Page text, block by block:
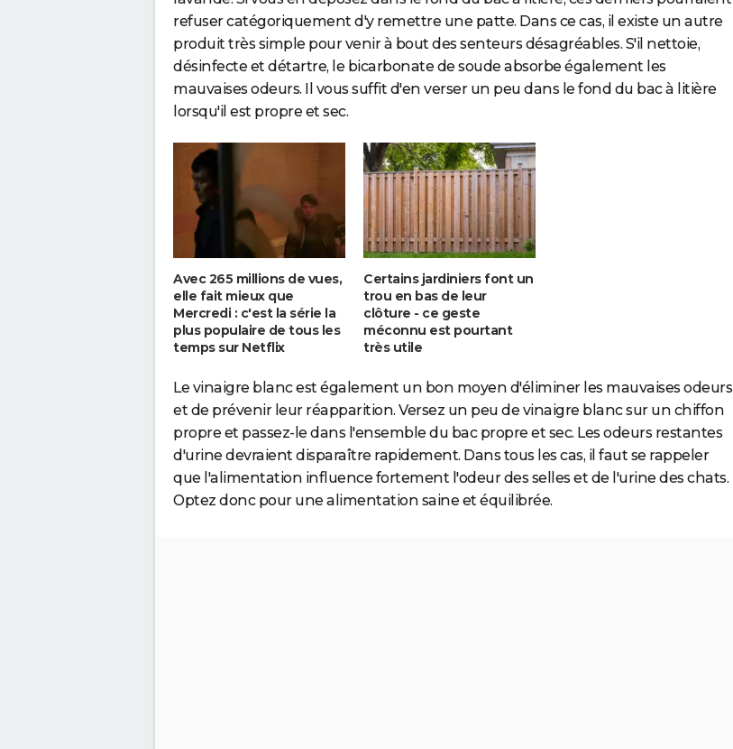
refuser catégoriquement d'y remettre une patte. Dans ce cas, il existe un autre
produit très simple pour venir à bout des senteurs désagréables. S'il nettoie,
désinfecte et détartre, le bicarbonate de soude absorbe également les
mauvaises odeurs. Il vous suffit d'en verser un peu dans le fond du bac à litière
lorsqu'il est propre et sec.
Avec 265 millions de vues,
elle fait mieux que
Mercredi : c'est la série la
plus populaire de tous les
temps sur Netflix
Certains jardiniers font un
trou en bas de leur
clôture - ce geste
méconnu est pourtant
très utile
Le vinaigre blanc est également un bon moyen d'éliminer les mauvaises odeurs
et de prévenir leur réapparition. Versez un peu de vinaigre blanc sur un chiffon
propre et passez-le dans l'ensemble du bac propre et sec. Les odeurs restantes
d'urine devraient disparaître rapidement. Dans tous les cas, il faut se rappeler
que l'alimentation influence fortement l'odeur des selles et de l'urine des chats.
Optez donc pour une alimentation saine et équilibrée.